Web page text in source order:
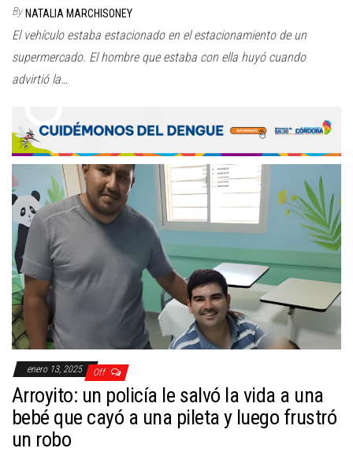
By NATALIA MARCHISONEY
El vehículo estaba estacionado en el estacionamiento de un
supermercado. El hombre que estaba con ella huyó cuando
advirtió la…
enero 13, 2025 Off
Arroyito: un policía le salvó la vida a una
bebé que cayó a una pileta y luego frustró
un robo